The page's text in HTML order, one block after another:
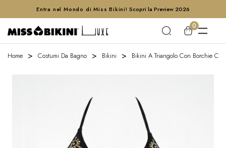
Entra nel Mondo di Miss Bikini! Scopri la Preview 2026
0
Home Costumi Da Bagno Bikini Bikini A Triangolo Con Borchie